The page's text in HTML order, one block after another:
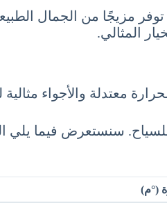
مزيجًا من الجمال
المثالي.
معتدلة والأجواء
للسياح. سنستعرض فيما
(°م)